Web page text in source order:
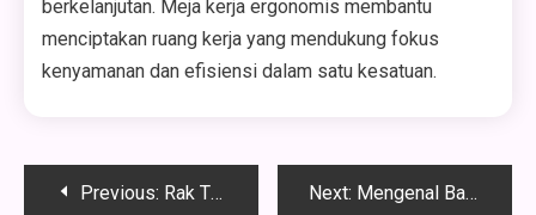
berkelanjutan. Meja kerja ergonomis membantu
menciptakan ruang kerja yang mendukung fokus
kenyamanan dan efisiensi dalam satu kesatuan.
Navigasi
Previous: Rak TV Gantung yang yang Minimalis dan Estetik Next: Mengenal Baja Ringan Sebagai Material Unggul Konstruksi Bangunan